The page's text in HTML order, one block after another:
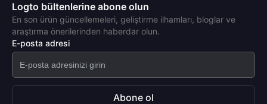
Logto bültenlerine abone olun
En son ürün güncellemeleri, geliştirme ilhamları, bloglar ve
araştırma önerilerinden haberdar olun.
E-posta adresi
Abone ol